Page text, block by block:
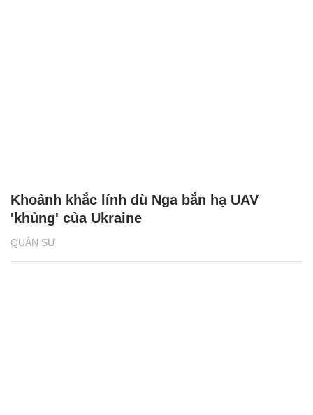
QUÂN SỰ
Khoảnh khắc lính dù Nga bắn hạ UAV
'khủng' của Ukraine